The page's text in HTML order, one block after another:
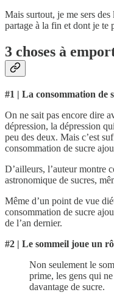
Mais surtout, je me sers
partage à la fin et dont je te
3 choses à
#1 | La consommation de
On ne sait pas encore dire
dépression, la dépression
peu des deux. Mais c’est
consommation de sucre
D’ailleurs, l’auteur montre
astronomique de sucres,
Même d’un point de vue
consommation de sucre
de l’an dernier.
#2 | Le sommeil joue un
Non seulement le
prime, les gens qui
davantage de sucre.